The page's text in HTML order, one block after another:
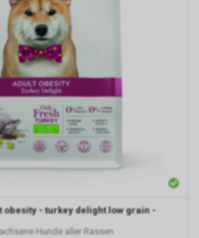
obesity - turkey delight low grain -
Hunde aller Rassen